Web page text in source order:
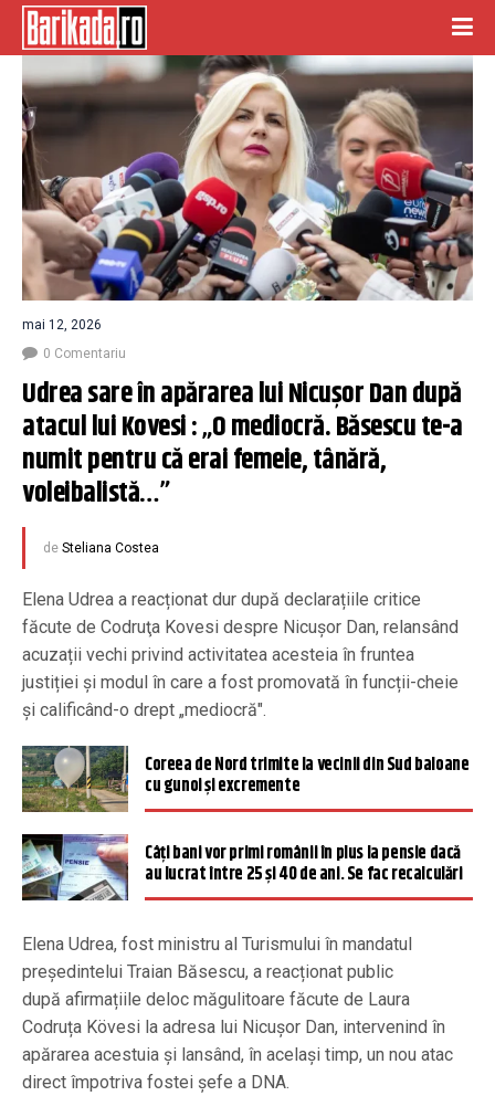
mai 12, 2026
0 Comentariu
Udrea sare în apărarea lui Nicușor Dan după
atacul lui Kovesi : „O mediocră. Băsescu te-a
numit pentru că erai femeie, tânără,
voleibalistă…”
de Steliana Costea
Elena Udrea a reacționat dur după declarațiile critice
făcute de Codruţa Kovesi despre Nicușor Dan, relansând
acuzații vechi privind activitatea acesteia în fruntea
justiției și modul în care a fost promovată în funcții-cheie
și calificând-o drept „mediocră".
Coreea de Nord trimite la vecinii din Sud baloane
cu gunoi și excremente
Câți bani vor primi românii în plus la pensie dacă
au lucrat între 25 și 40 de ani. Se fac recalculări
Elena Udrea, fost ministru al Turismului în mandatul
președintelui Traian Băsescu, a reacționat public
după afirmațiile deloc măgulitoare făcute de Laura
Codruța Kövesi la adresa lui Nicușor Dan, intervenind în
apărarea acestuia și lansând, în același timp, un nou atac
direct împotriva fostei șefe a DNA.